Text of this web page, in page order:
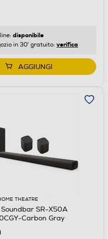
disponibile
in 30' gratuito: verifica
AGGIUNGI
THEATRE
SR-X50A
Carbon Gray